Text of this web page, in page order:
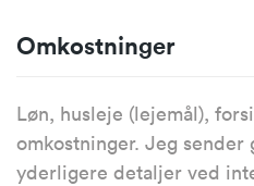
Omkostninger
Løn, husleje (lejemål),
omkostninger. Jeg sender
yderligere detaljer ved